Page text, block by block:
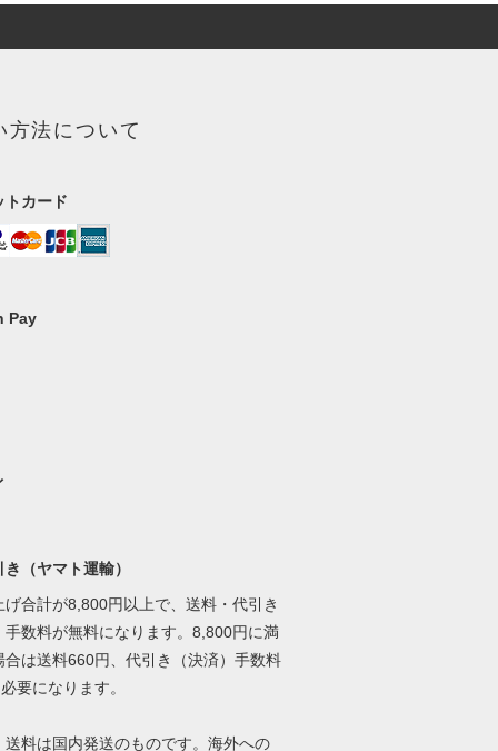
方法について
トカード
Pay
（ヤマト運輸）
げ合計が8,800円以上で、送料・代引き
手数料が無料になります。8,800円に満
合は送料660円、代引き（決済）手数料
要になります。
料は国内発送のものです。海外への